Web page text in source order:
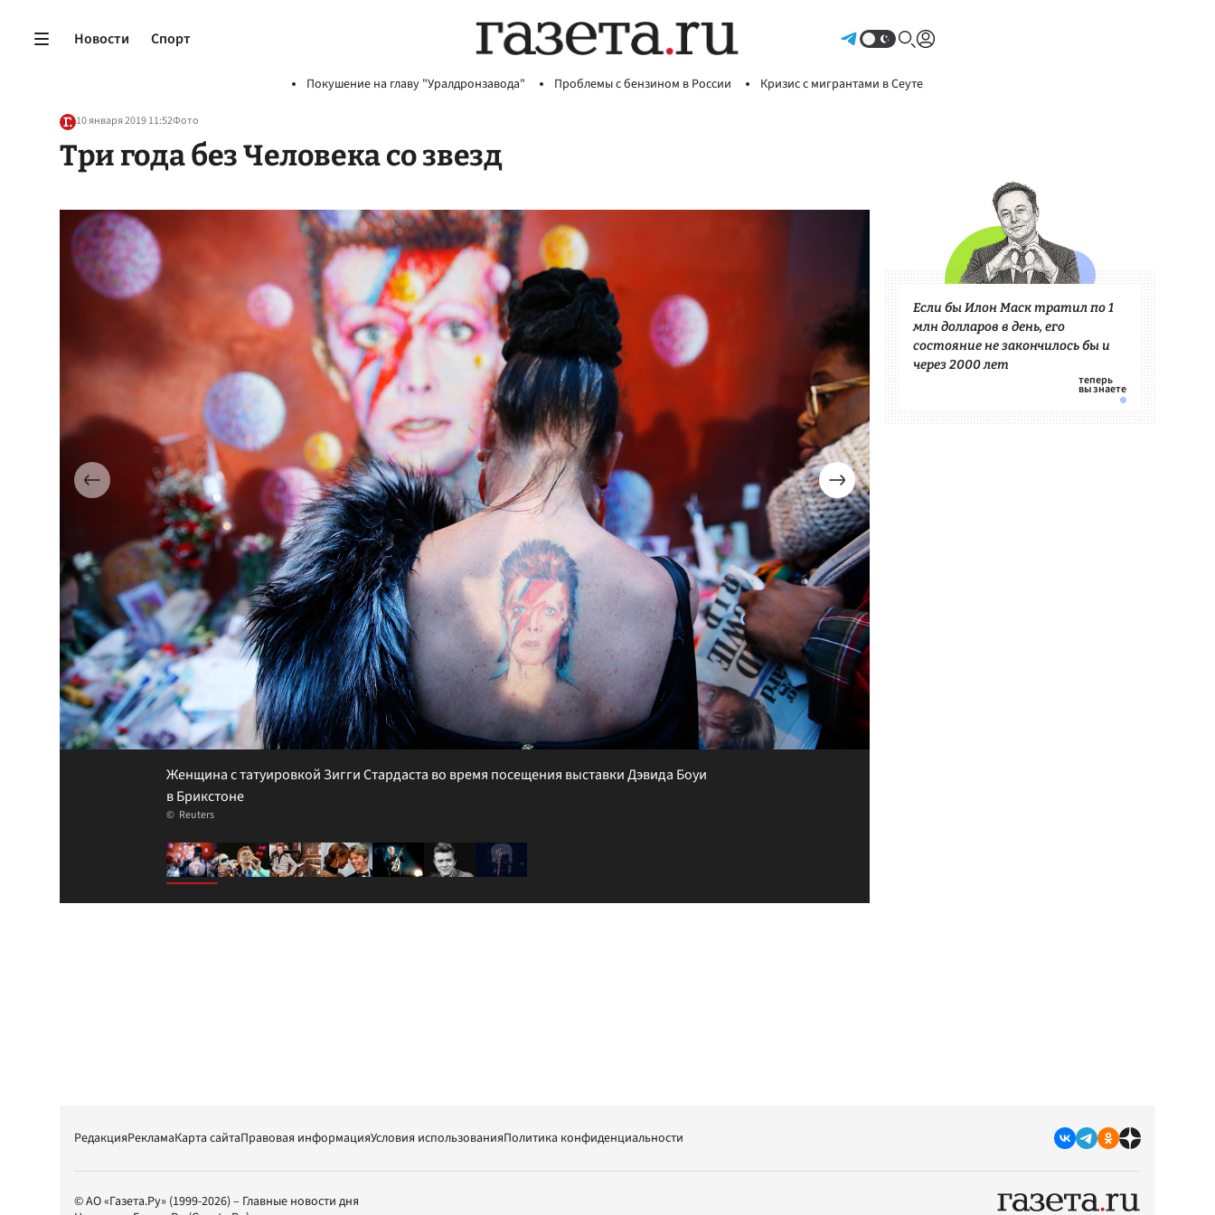
Новости Спорт
Покушение на главу "Уралдронзавода" Проблемы с бензином в России Кризис с мигрантами в Сеуте
10 января 2019 11:52Фото
Три года без Человека со звезд
Женщина с татуировкой Зигги Стардаста во время посещения выставки Дэвида Боуи
в Брикстоне
Reuters
Если бы Илон Маск тратил по 1
млн долларов в день, его
состояние не закончилось бы и
через 2000 лет
РедакцияРекламаКарта сайтаПравовая информацияУсловия использованияПолитика конфиденциальности
© АО «Газета.Ру» (1999-2026) – Главные новости дня